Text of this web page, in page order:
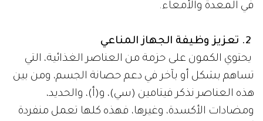
في المعدة والأمعاء.
يحتوي الكمون على حزمة من العناصر الغذائية، التي
تساهم بشكل أو بآخر في دعم حصانة الجسم، ومن بين
هذه العناصر نذكر فيتامين (سي)، و(أ)، والحديد،
ومضادات الأكسدة، وغيرها، فهذه كلها تعمل منفردة